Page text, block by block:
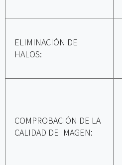
ELIMINACIÓN DE
HALOS:
COMPROBACIÓN DE LA
CALIDAD DE IMAGEN: